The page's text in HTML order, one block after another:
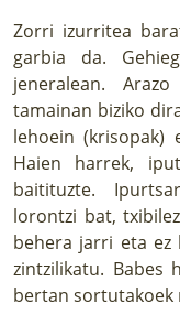
Zorri izurritea
garbia da.
jeneralean.
tamainan biziko
lehoein (krisopak)
Haien harrek,
baitituzte.
lorontzi bat,
behera jarri eta ez
zintzilikatu. Babes
bertan sortutakoek